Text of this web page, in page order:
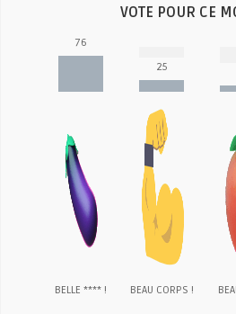
VOTE POUR CE
76
BELLE **** !
25
BEAU CORPS !